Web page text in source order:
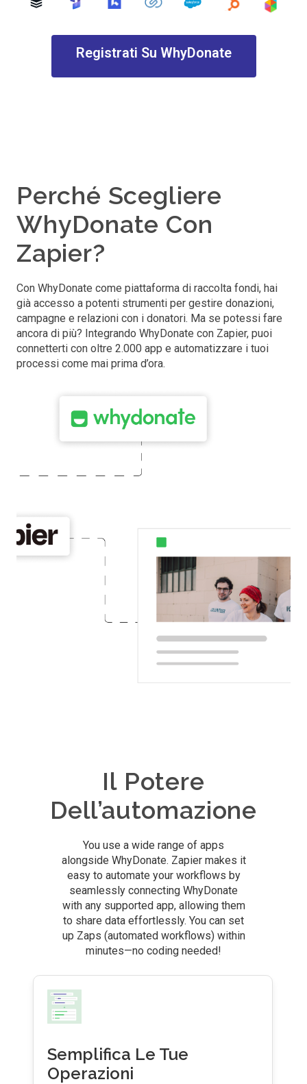
Registrati Su WhyDonate
Perché Scegliere
WhyDonate Con
Zapier?
Con WhyDonate come piattaforma di raccolta fondi, hai
già accesso a potenti strumenti per gestire donazioni,
campagne e relazioni con i donatori. Ma se potessi fare
ancora di più? Integrando WhyDonate con Zapier, puoi
connetterti con oltre 2.000 app e automatizzare i tuoi
processi come mai prima d’ora.
Il Potere
Dell’automazione
You use a wide range of apps
alongside WhyDonate. Zapier makes it
easy to automate your workflows by
seamlessly connecting WhyDonate
with any supported app, allowing them
to share data effortlessly. You can set
up Zaps (automated workflows) within
minutes—no coding needed!
Semplifica Le Tue
Operazioni